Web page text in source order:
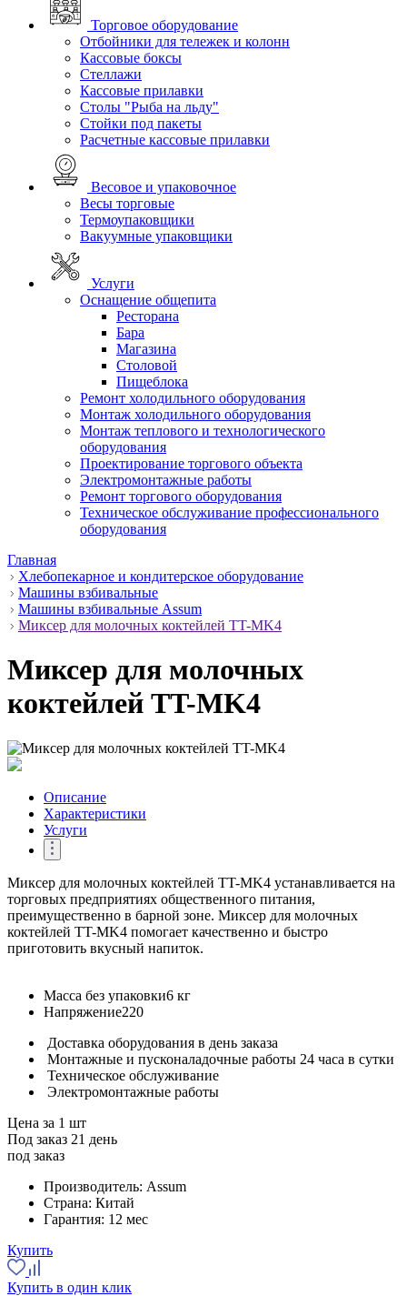
Торговое оборудование
Отбойники для тележек и колонн
Кассовые боксы
Стеллажи
Кассовые прилавки
Столы "Рыба на льду"
Стойки под пакеты
Расчетные кассовые прилавки
Весовое и упаковочное
Весы торговые
Термоупаковщики
Вакуумные упаковщики
Услуги
Оснащение общепита
Ресторана
Бара
Магазина
Столовой
Пищеблока
Ремонт холодильного оборудования
Монтаж холодильного оборудования
Монтаж теплового и технологического
оборудования
Проектирование торгового объекта
Электромонтажные работы
Ремонт торгового оборудования
Техническое обслуживание профессионального
оборудования
Главная
Хлебопекарное и кондитерское оборудование
Машины взбивальные
Машины взбивальные Assum
Миксер для молочных коктейлей TT-MK4
Миксер для молочных
коктейлей TT-MK4
Описание
Характеристики
Услуги
Миксер для молочных коктейлей TT-MK4 устанавливается на
торговых предприятиях общественного питания,
преимущественно в барной зоне. Миксер для молочных
коктейлей TT-MK4 помогает качественно и быстро
приготовить вкусный напиток.
Масса без упаковки6 кг
Напряжение220
Доставка оборудования в день заказа
Монтажные и пусконаладочные работы 24 часа в сутки
Техническое обслуживание
Электромонтажные работы
Цена за 1 шт
Под заказ 21 день
под заказ
Производитель: Assum
Страна: Китай
Гарантия: 12 мес
Купить
Купить в один клик